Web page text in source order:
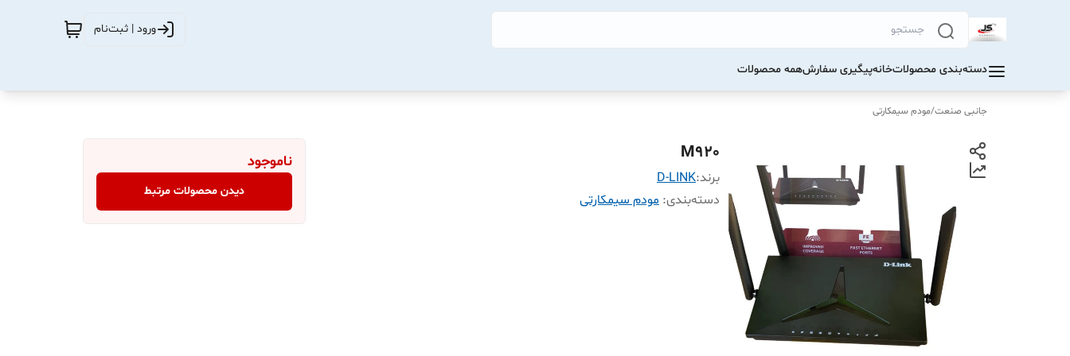
ورود | ثبت‌نام
دسته‌بندی محصولاتخانهپیگیری سفارشهمه محصولات
جانبی صنعت/مودم سیمکارتی
M920
برند:D-LINK
دسته‌بندی: مودم سیمکارتی
ناموجود
دیدن محصولات مرتبط